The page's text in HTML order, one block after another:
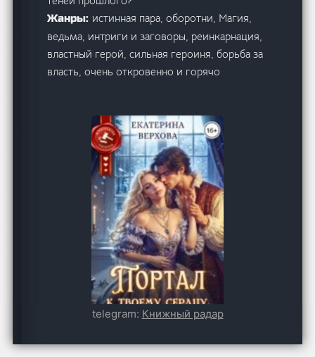
Жанры:истинная пара, оборотни, Магия,
ведьма, интриги и заговоры, реинкарнация,
властный герой, сильная героиня, борьба за
власть, очень откровенно и горячо
Название:Портал к твоему сердцу, или
telegram: Книжный радар